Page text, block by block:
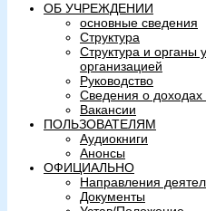
ОБ УЧРЕЖДЕНИИ
основные сведения
Структура
Структура и органы
организацией
Руководство
Сведения о доходах
Вакансии
ПОЛЬЗОВАТЕЛЯМ
Аудиокниги
Анонсы
ОФИЦИАЛЬНО
Направления
Документы